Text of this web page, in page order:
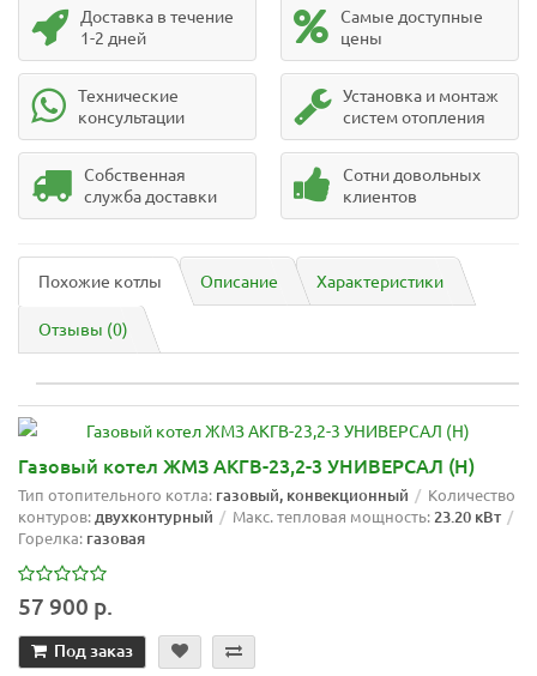
Доставка в течение
1-2 дней
Самые доступные
цены
Технические
консультации
Установка и монтаж
систем отопления
Собственная
служба доставки
Сотни довольных
клиентов
Похожие котлы Описание Характеристики
Отзывы (0)
Газовый котел ЖМЗ АКГВ-23,2-3 УНИВЕРСАЛ (Н)
Тип отопительного котла: газовый, конвекционный
Количество
контуров:двухконтурный Макс. тепловая мощность:23.20 кВт
Горелка: газовая
57 900 р.
Под заказ